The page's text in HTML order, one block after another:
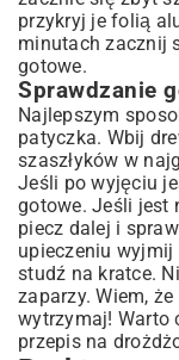
przykryj je folią
minutach zacznij
gotowe.
Sprawdzanie
Najlepszym
patyczka. Wbij
szaszłyków w
Jeśli po wyjęciu
gotowe. Jeśli jest
piecz dalej i
upieczeniu
studź na kratce.
zaparzy. Wiem,
wytrzymaj! Warto
przepis na